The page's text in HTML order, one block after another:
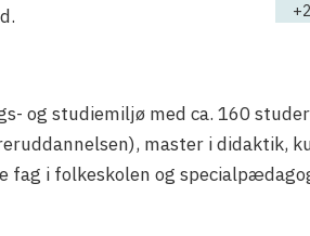
og studiemiljø med ca. 160
master i didaktik,
i folkeskolen og